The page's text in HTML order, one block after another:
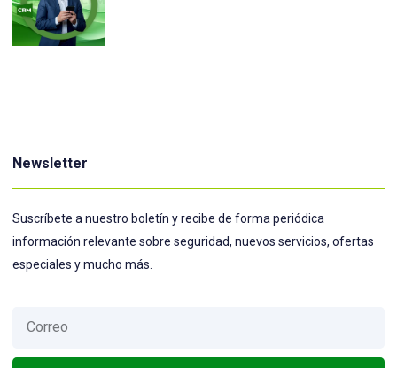
Newsletter
Suscríbete a nuestro boletín y recibe de forma periódica
información relevante sobre seguridad, nuevos servicios, ofertas
especiales y mucho más.